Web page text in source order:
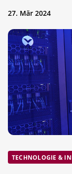
27. Mär 2024
TECHNOLOGIE &